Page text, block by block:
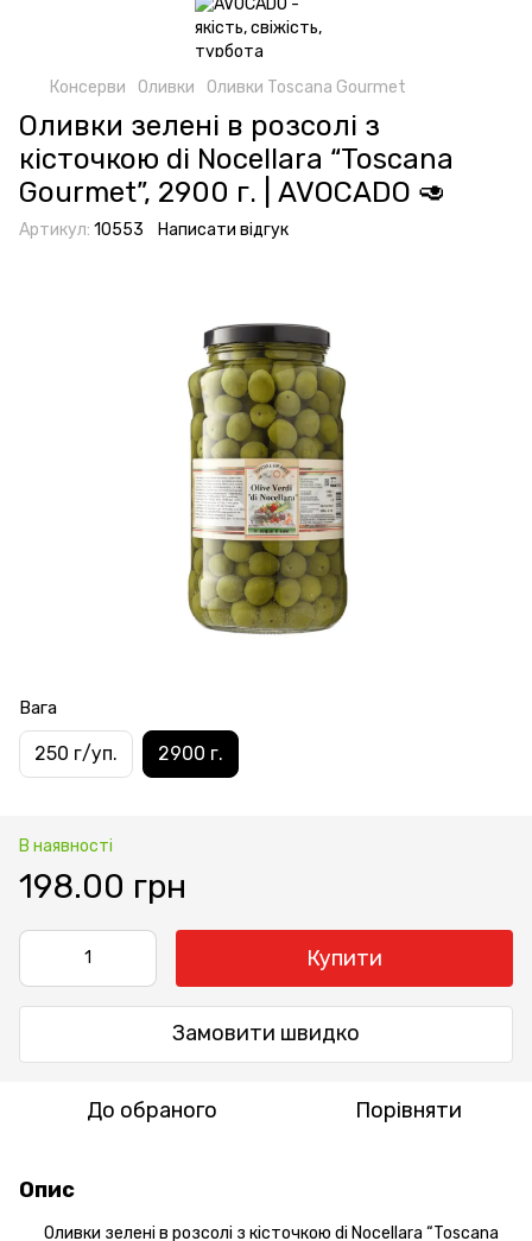
Консерви Оливки Оливки Toscana Gourmet
Оливки зелені в розсолі з
кісточкою di Nocellara “Toscana
Gourmet”, 2900 г. | AVOCADO 🥑
Артикул: 10553 Написати відгук
Вага
250 г/уп. 2900 г.
В наявності
198.00 грн
Купити
Замовити швидко
До обраного Порівняти
Опис
Оливки зелені в розсолі з кісточкою di Nocellara “Toscana